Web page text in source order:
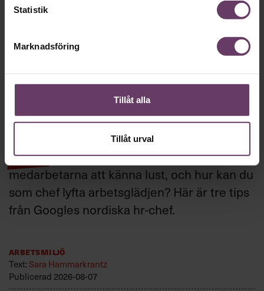
Statistik
Marknadsföring
Tillåt alla
Tillåt urval
Så höjer du
arbetsglädjen
TIPS
Vad är det egentligen som får
medarbetarna att känna lust, och hur kan du
som chef lyfta arbetsglädjen? Här är tre tips
från Googles nordiska hr-chef.
Arbetsmiljö
Text: Sara Hammarkrantz
Publicerad 2026-08-07